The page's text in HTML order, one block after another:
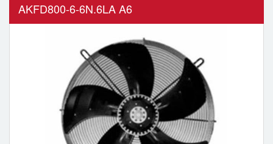
AKFD800-6-6N.6LA A6